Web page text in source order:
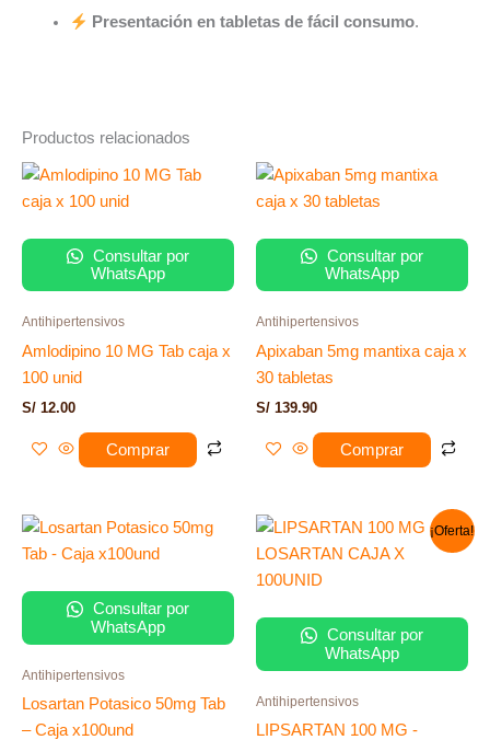
Presentación en tabletas de fácil consumo.
Productos relacionados
Consultar por
WhatsApp
Antihipertensivos
Amlodipino 10 MG Tab caja x
100 unid
S/ 12.00
Comprar
Consultar por
WhatsApp
Antihipertensivos
Apixaban 5mg mantixa caja x
30 tabletas
S/ 139.90
Comprar
Consultar por
WhatsApp
Antihipertensivos
Losartan Potasico 50mg Tab
– Caja x100und
¡Oferta!
Consultar por
WhatsApp
Antihipertensivos
LIPSARTAN 100 MG -
El
original
era:
El
actual